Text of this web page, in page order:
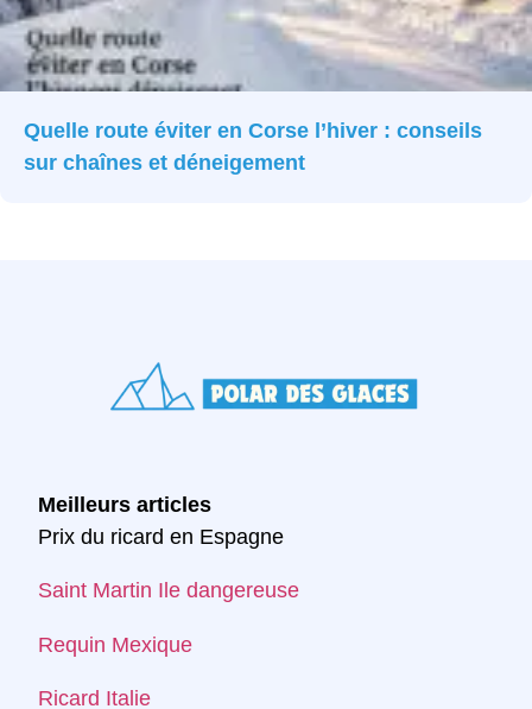
Quelle route éviter en Corse l’hiver : conseils
sur chaînes et déneigement
Meilleurs articles
Prix du ricard en Espagne
Saint Martin Ile dangereuse
Requin Mexique
Ricard Italie